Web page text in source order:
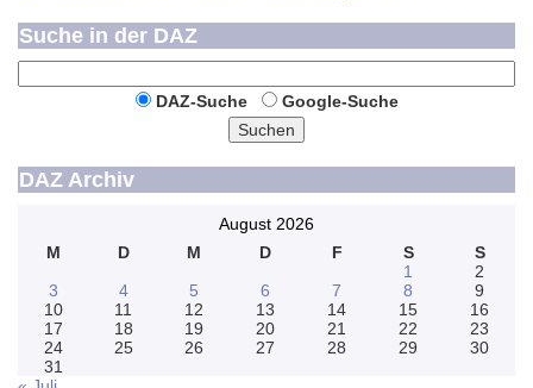
Suche in der DAZ
DAZ-Suche
Google-Suche
Suchen
DAZ Archiv
August 2026
M
D M D F S
S
1
2
3
4 5 6 7 8
9
10
11 12 13 14 15
16
17
18 19 20 21 22
23
24
25 26 27 28 29
30
31